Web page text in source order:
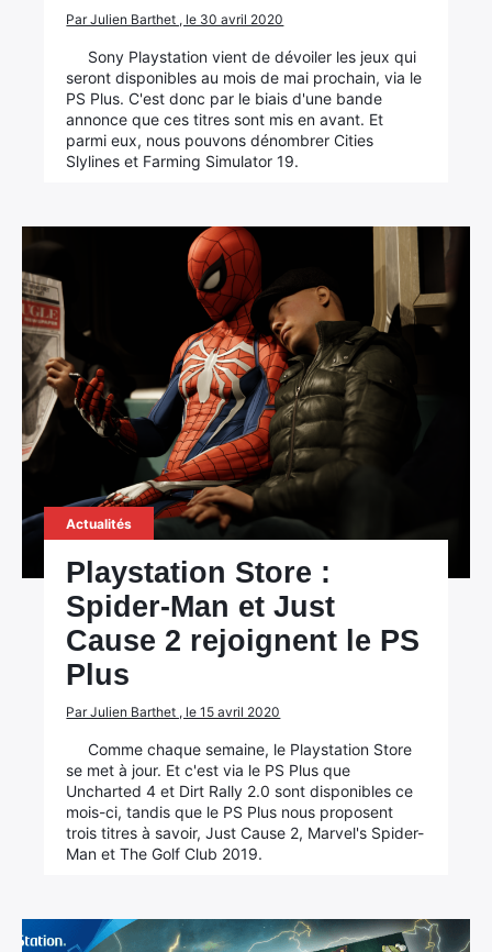
Par Julien Barthet , le 30 avril 2020
Sony Playstation vient de dévoiler les jeux qui
seront disponibles au mois de mai prochain, via le
PS Plus. C'est donc par le biais d'une bande
annonce que ces titres sont mis en avant. Et
parmi eux, nous pouvons dénombrer Cities
Slylines et Farming Simulator 19.
Actualités
Playstation Store :
Spider-Man et Just
Cause 2 rejoignent le PS
Plus
Par Julien Barthet , le 15 avril 2020
Comme chaque semaine, le Playstation Store
se met à jour. Et c'est via le PS Plus que
Uncharted 4 et Dirt Rally 2.0 sont disponibles ce
mois-ci, tandis que le PS Plus nous proposent
trois titres à savoir, Just Cause 2, Marvel's Spider-
Man et The Golf Club 2019.